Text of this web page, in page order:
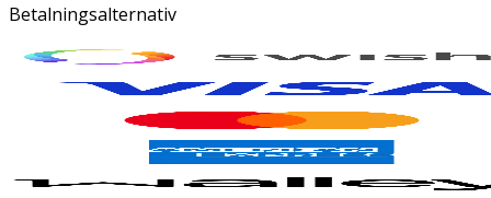
Betalningsalternativ